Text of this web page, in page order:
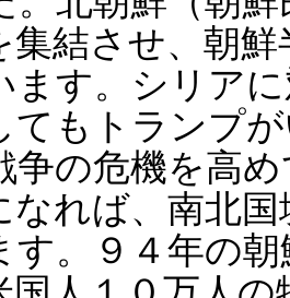
集結させ、朝
ます。シリア
てもトランプ
争の危機を高
れば、南北国
す。９４年の